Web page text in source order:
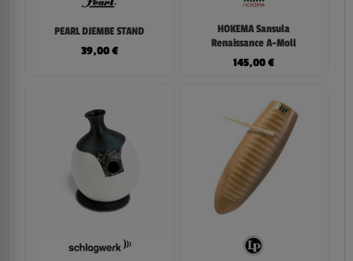
PEARL DJEMBE STAND
39,00€
HOKEMA Sansula
Renaissance A-Moll
145,00€